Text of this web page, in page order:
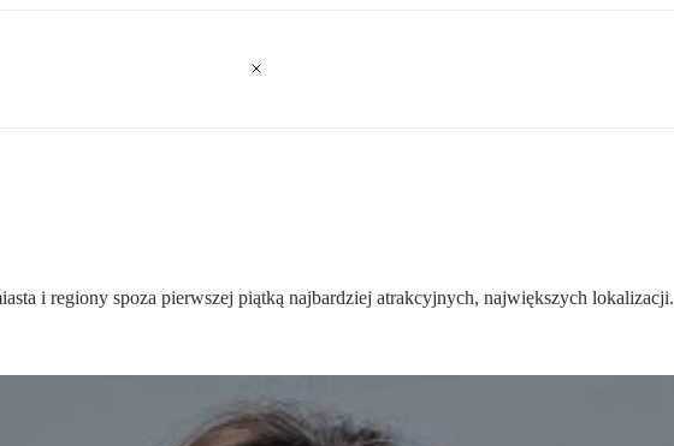
i regiony spoza pierwszej piątką najbardziej atrakcyjnych, największych lokalizacji.